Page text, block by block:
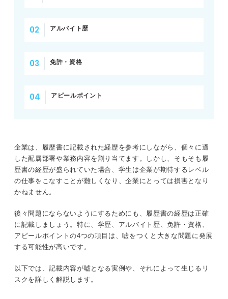
アルバイト歴
免許・資格
アピールポイント
企業は、履歴書に記載された経歴を参考にしながら、個々に適
した配属部署や業務内容を割り当てます。しかし、そもそも履
歴書の経歴が盛られていた場合、学生は企業が期待するレベル
の仕事をこなすことが難しくなり、企業にとっては損害となり
かねません。
後々問題にならないようにするためにも、履歴書の経歴は正確
に記載しましょう。特に、学歴、アルバイト歴、免許・資格、
アピールポイントの4つの項目は、嘘をつくと大きな問題に発展
する可能性が高いです。
以下では、記載内容が嘘となる実例や、それによって生じるリ
スクを詳しく解説します。